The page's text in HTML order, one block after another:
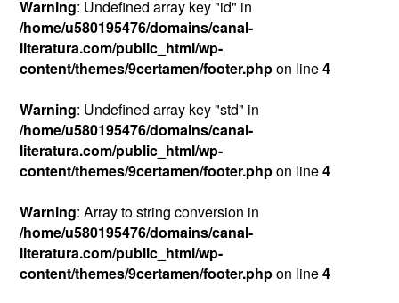
Warning: Undefined array key "id" in
/home/u580195476/domains/canal-
literatura.com/public_html/wp-
content/themes/9certamen/footer.phpon line4
Warning: Undefined array key "std" in
/home/u580195476/domains/canal-
literatura.com/public_html/wp-
content/themes/9certamen/footer.phpon line4
Warning: Array to string conversion in
/home/u580195476/domains/canal-
literatura.com/public_html/wp-
content/themes/9certamen/footer.phpon line4